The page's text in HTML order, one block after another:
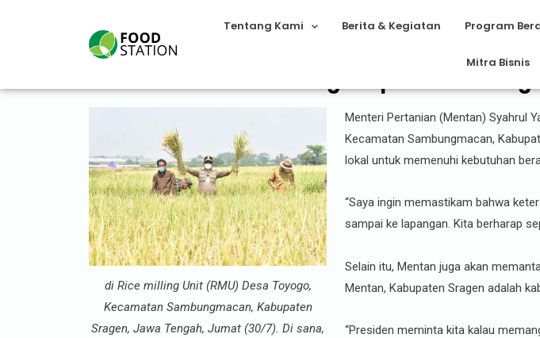
Tentang Kami Berita & Kegiatan Program
Mitra Bisnis
Mentan Pantau Peluang Ekspor Beras
di Rice milling Unit (RMU) Desa Toyogo,
Kecamatan Sambungmacan, Kabupaten
Sragen, Jawa Tengah, Jumat (30/7). Di sana,
Menteri Pertanian (Mentan) Syahrul
Kecamatan Sambungmacan,
lokal untuk memenuhi kebutuhan
“Saya ingin memastikam bahwa
sampai ke lapangan. Kita berharap
Selain itu, Mentan juga akan
Mentan, Kabupaten Sragen adalah
“Presiden meminta kita kalau